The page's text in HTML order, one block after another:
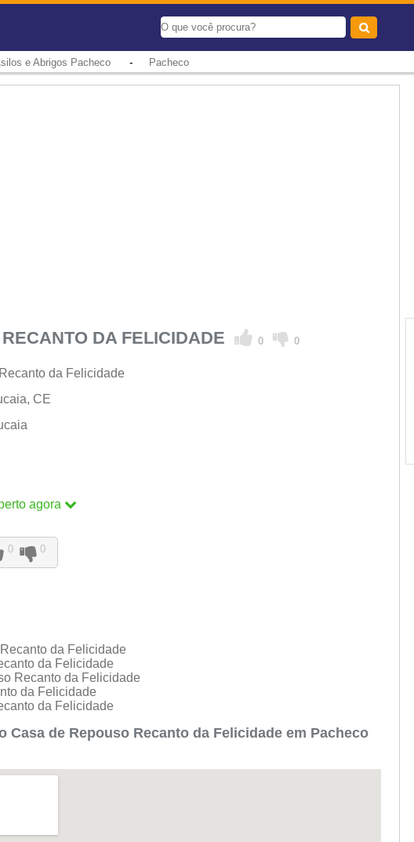
e Abrigos Pacheco- Pacheco
DA FELICIDADE 0 0
da Felicidade
CE
agora
agora
0 0
da Felicidade
da Felicidade
Recanto da Felicidade
da Felicidade
da Felicidade
Casa de Repouso Recanto da Felicidade em Pacheco